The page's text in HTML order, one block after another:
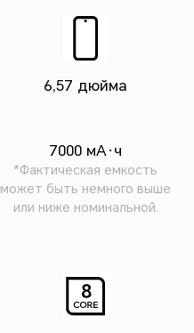
6,57 дюйма
7000 мА·ч
*Фактическая емкость
может быть немного выше
или ниже номинальной.